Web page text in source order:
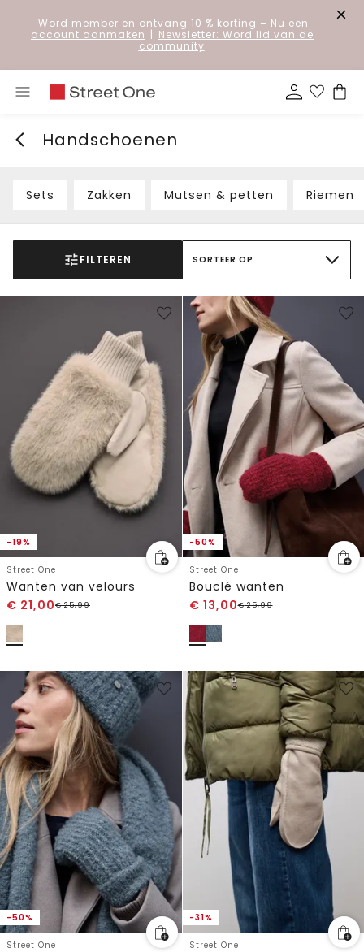
Word member en ontvang 10 % korting – Nu een
account aanmaken | Newsletter: Word lid van de
community
Handschoenen
Sets Zakken Mutsen & petten Riemen
FILTEREN SORTEER OP
-19%
Street One
Wanten van velours
€ 21,00€25,99
-50%
Street One
Bouclé wanten
€ 13,00€25,99
-50%
Street One
-31%
Street One